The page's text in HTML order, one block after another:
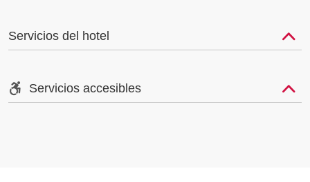
Servicios del hotel
Servicios accesibles